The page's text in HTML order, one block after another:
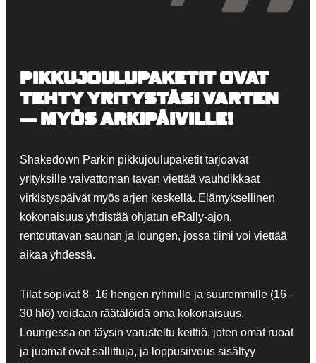
PIKKUJOULUPAKETIT OVAT
TEHTY YRITYSTÄSI VARTEN
— MYÖS ARKIPÄIVILLE!
Shakedown Parkin pikkujoulupaketit tarjoavat
yrityksille vaivattoman tavan viettää vauhdikkaat
virkistyspäivät myös arjen keskellä. Elämyksellinen
kokonaisuus yhdistää ohjatun eRally-ajon,
rentouttavan saunan ja loungen, jossa tiimi voi viettää
aikaa yhdessä.
Tilat sopivat 8–16 hengen ryhmille ja suuremmille (16–
30 hlö) voidaan räätälöidä oma kokonaisuus.
Loungessa on täysin varusteltu keittiö, joten omat ruoat
ja juomat ovat sallittuja, ja loppusiivous sisältyy